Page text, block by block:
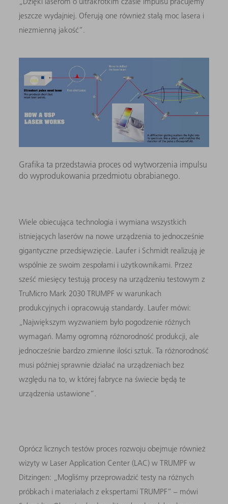
jeszcze wydajniej. Oferują one również stałą moc lasera i
niezmienną jakość”.
Grafika ta przedstawia proces od wytworzenia impulsu
do wyprodukowania przedmiotu obrabianego.
Wiele obiecująca technologia i wymiana wszystkich
istniejących laserów na nowe urządzenia to jednocześnie
gigantyczne przedsięwzięcie. Laufer i Schmidt realizują je
wspólnie ze swoim zespołami i użytkownikami. Przez
sześć miesięcy testują procesy na urządzeniu testowym z
TruMicro Mark 2030 TRUMPF w warunkach
produkcyjnych i opracowują standardy. Laufer mówi:
„Największym wyzwaniem było pogodzenie różnych
wymagań. Mamy ogromną różnorodność produkcji, ale
jednocześnie bardzo zmienne ilości sztuk. Ta różnorodność
musi później sprawnie działać na urządzeniach bez
względu na to, w której fabryce na świecie będą te
urządzenia ustawione“.
Oprócz licznych testów proces rozwoju obejmuje również
wizyty w Laser Application Center (LAC) w TRUMPF w
Ditzingen: „Mogliśmy przeprowadzić testy na różnych
próbkach i materiałach z ekspertami TRUMPF” – mówi